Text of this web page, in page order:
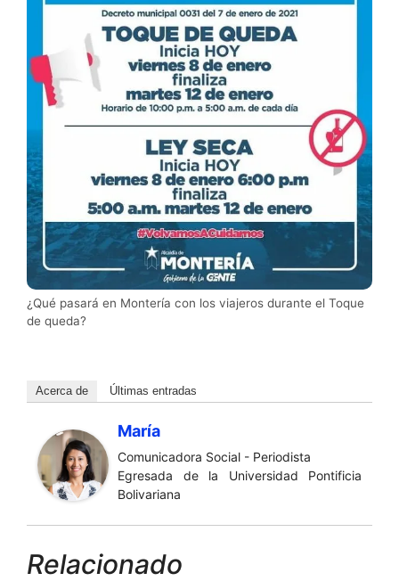
¿Qué pasará en Montería con los viajeros durante el Toque
de queda?
Acerca de Últimas entradas
María
Comunicadora Social - Periodista
Egresada de la Universidad Pontificia
Bolivariana
Relacionado